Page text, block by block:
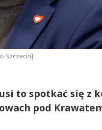
Szczecin]
to spotkać się z
pod